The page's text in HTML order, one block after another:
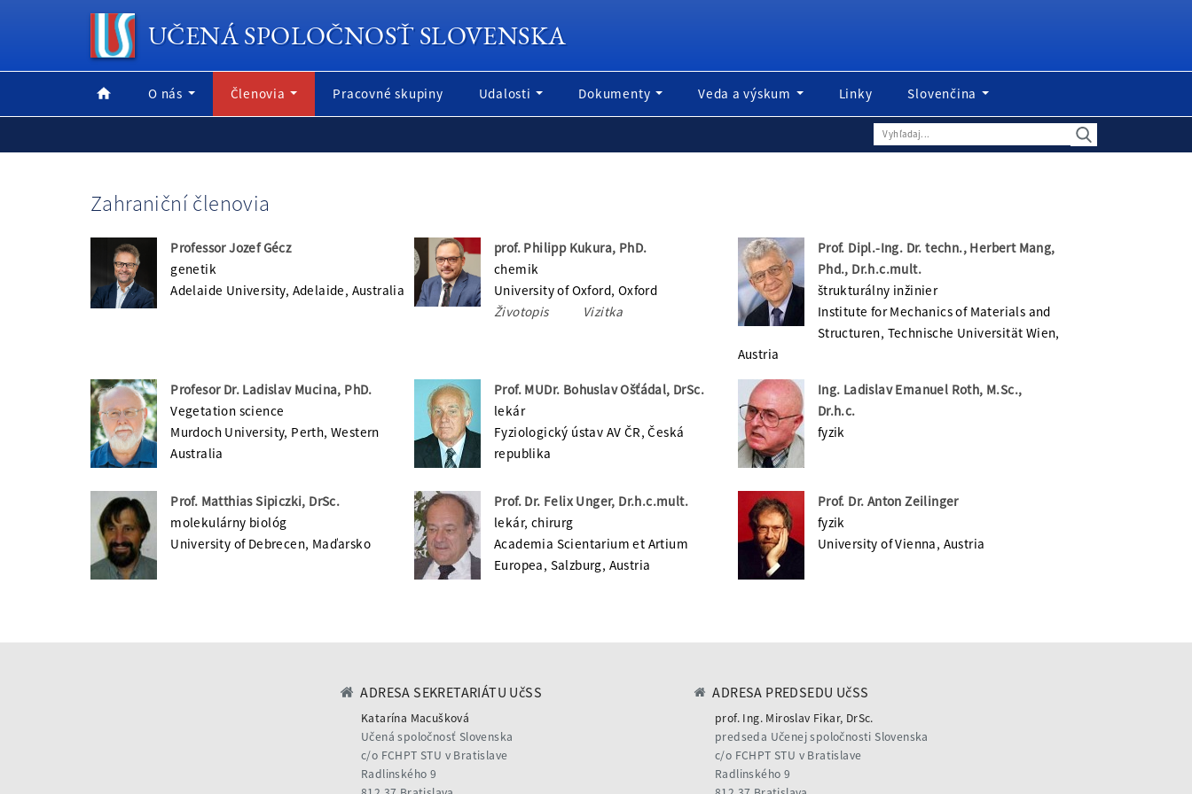
UČENÁ SPOLOČNOSŤ SLOVENSKA
O nás Členovia Pracovné skupiny Udalosti Dokumenty Veda a výskum Linky Slovenčina
Zahraniční členovia
Professor Jozef Gécz
genetik
Adelaide University, Adelaide, Australia
prof. Philipp Kukura, PhD.
chemik
University of Oxford, Oxford
Životopis
Vizitka
Prof. Dipl.-Ing. Dr. techn., Herbert Mang,
Phd., Dr.h.c.mult.
štrukturálny inžinier
Institute for Mechanics of Materials and
Structuren, Technische Universität Wien,
Austria
Profesor Dr. Ladislav Mucina, PhD.
Vegetation science
Murdoch University, Perth, Western
Australia
Prof. MUDr. Bohuslav Ošťádal, DrSc.
lekár
Fyziologický ústav AV ČR, Česká
republika
Ing. Ladislav Emanuel Roth, M.Sc.,
Dr.h.c.
fyzik
Prof. Matthias Sipiczki, DrSc.
molekulárny biológ
University of Debrecen, Maďarsko
Prof. Dr. Felix Unger, Dr.h.c.mult.
lekár, chirurg
Academia Scientarium et Artium
Europea, Salzburg, Austria
Prof. Dr. Anton Zeilinger
fyzik
University of Vienna, Austria
ADRESA SEKRETARIÁTU UčSS
Katarína Macušková
Učená spoločnosť Slovenska
c/o FCHPT STU v Bratislave
Radlinského 9
ADRESA PREDSEDU UčSS
prof. Ing. Miroslav Fikar, DrSc.
predseda Učenej spoločnosti Slovenska
c/o FCHPT STU v Bratislave
Radlinského 9